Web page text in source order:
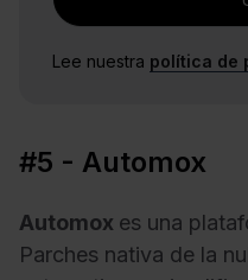
Lee nuestra política de
#5 - Automox
Automox es una
Parches nativa de la